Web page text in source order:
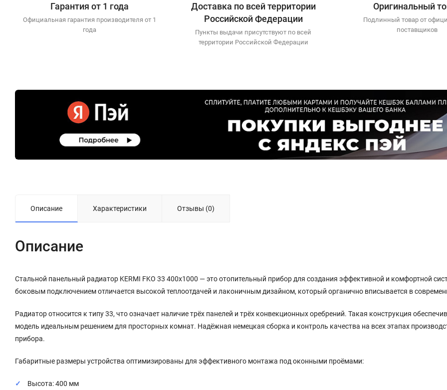
Гарантия от 1 года
Официальная гарантия производителя от 1
года
Доставка по всей территории
Российской Федерации
Пункты выдачи присутствуют по всей
территории Российской Федерации
Оригинальный
Подлинный товар от
поставщиков
Описание Характеристики Отзывы (0)
Описание
Стальной панельный радиатор KERMI FKO 33 400x1000 — это отопительный прибор для создания эффективной и комфортной
боковым подключением отличается высокой теплоотдачей и лаконичным дизайном, который органично вписывается в
Радиатор относится к типу 33, что означает наличие трёх панелей и трёх конвекционных оребрений. Такая конструкция
модель идеальным решением для просторных комнат. Надёжная немецкая сборка и контроль качества на всех этапах
прибора.
Габаритные размеры устройства оптимизированы для эффективного монтажа под оконными проёмами:
Высота: 400 мм